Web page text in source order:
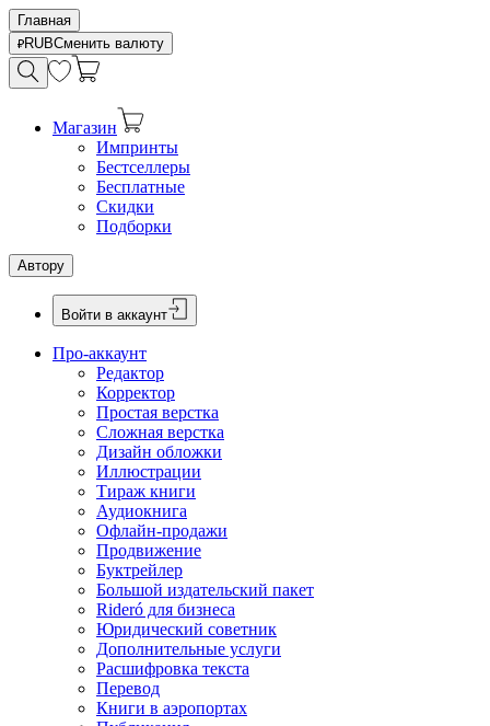
Главная
RUBСменить валюту
Магазин
Импринты
Бестселлеры
Бесплатные
Скидки
Подборки
Автору
Войти в аккаунт
Про-аккаунт
Редактор
Корректор
Простая верстка
Сложная верстка
Дизайн обложки
Иллюстрации
Тираж книги
Аудиокнига
Офлайн-продажи
Продвижение
Буктрейлер
Большой издательский пакет
Rideró для бизнеса
Юридический советник
Дополнительные услуги
Расшифровка текста
Перевод
Книги в аэропортах